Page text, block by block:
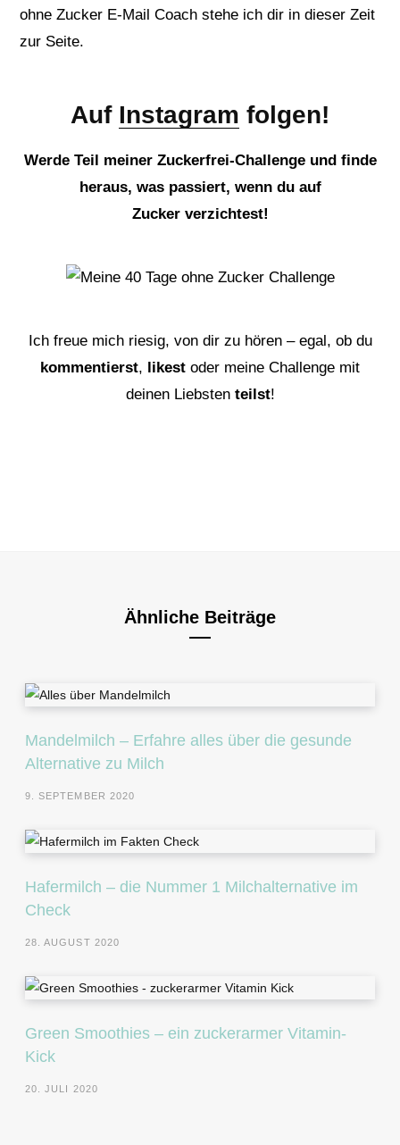
ohne Zucker E-Mail Coach stehe ich dir in dieser Zeit
zur Seite.
Auf Instagram folgen!
Werde Teil meiner Zuckerfrei-Challenge und finde
heraus, was passiert, wenn du auf
Zucker verzichtest!
Ich freue mich riesig, von dir zu hören – egal, ob du
kommentierst, likest oder meine Challenge mit
deinen Liebsten teilst!
Ähnliche Beiträge
Mandelmilch – Erfahre alles über die gesunde
Alternative zu Milch
9. SEPTEMBER 2020
Hafermilch – die Nummer 1 Milchalternative im
Check
28. AUGUST 2020
Green Smoothies – ein zuckerarmer Vitamin-
Kick
20. JULI 2020